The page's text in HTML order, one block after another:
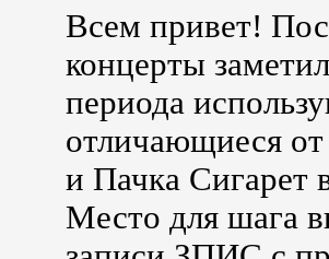
Всем привет!
концерты
периода
отличающиеся
и Пачка Сигарет
Место для шага